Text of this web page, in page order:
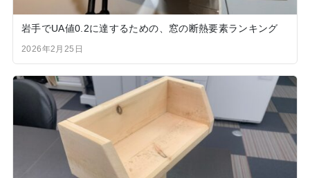
岩手でUA値0.2に達するための、窓の断熱要素ランキング
2026年2月25日